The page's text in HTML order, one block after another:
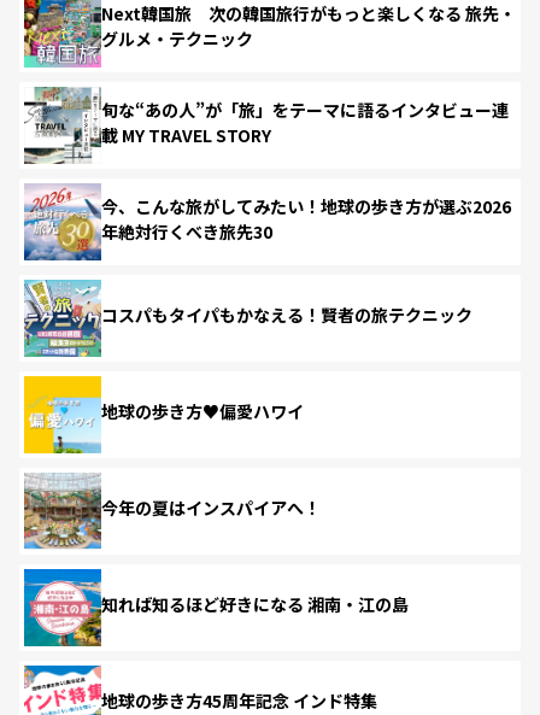
Next韓国旅 次の韓国旅行がもっと楽しくなる 旅先・
グルメ・テクニック
旬な“あの人”が「旅」をテーマに語るインタビュー連
載 MY TRAVEL STORY
今、こんな旅がしてみたい！地球の歩き方が選ぶ2026
年絶対行くべき旅先30
コスパもタイパもかなえる！賢者の旅テクニック
地球の歩き方♥偏愛ハワイ
今年の夏はインスパイアへ！
知れば知るほど好きになる 湘南・江の島
地球の歩き方45周年記念 インド特集